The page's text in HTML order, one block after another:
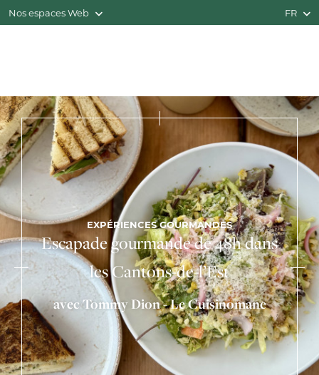
Nos espaces Web FR
EXPÉRIENCES GOURMANDES
Escapade gourmande de 48h dans
les Cantons-de-l’Est
avec Tommy Dion - Le Cuisinomane